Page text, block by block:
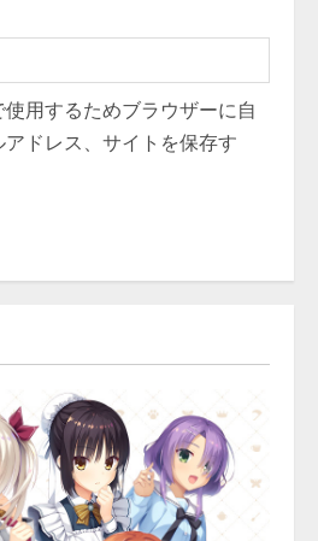
用するためブラウザーに自
ドレス、サイトを保存す